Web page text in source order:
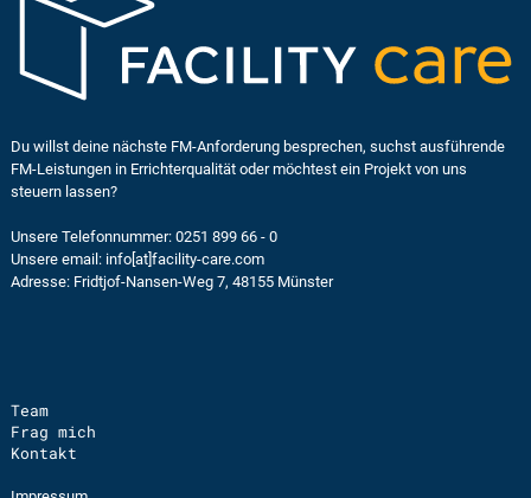
Du willst deine nächste FM-Anforderung besprechen, suchst ausführende
FM-Leistungen in Errichterqualitätoder möchtest ein Projekt von uns
steuern lassen?
Unsere Telefonnummer: 0251 899 66 - 0
Unsere email: info[at]facility-care.com
Adresse: Fridtjof-Nansen-Weg 7, 48155 Münster
Team
Frag mich
Kontakt